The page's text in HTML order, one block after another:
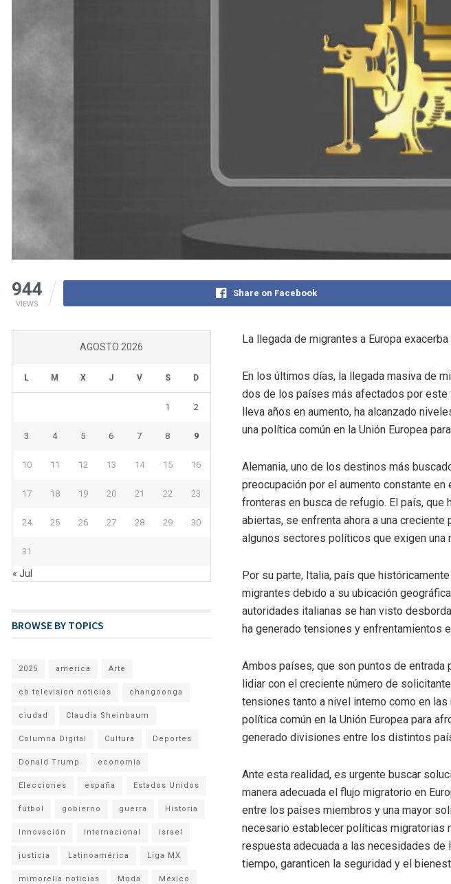
944
VIEWS
Share on Facebook
La llegada de migrantes a Europa
En los últimos días, la llegada masiva de
dos de los países más afectados por este
lleva años en aumento, ha alcanzado
una política común en la Unión Europea
Alemania, uno de los destinos más
preocupación por el aumento constante
fronteras en busca de refugio. El país,
abiertas, se enfrenta ahora a una
algunos sectores políticos que exigen una
Por su parte, Italia, país que
migrantes debido a su ubicación
autoridades italianas se han visto
ha generado tensiones y enfrentamientos
Ambos países, que son puntos de
lidiar con el creciente número de
tensiones tanto a nivel interno como en
política común en la Unión Europea para
generado divisiones entre los distintos
Ante esta realidad, es urgente buscar
manera adecuada el flujo migratorio en
entre los países miembros y una mayor
necesario establecer políticas migratorias
respuesta adecuada a las necesidades
tiempo, garanticen la seguridad y el
AGOSTO 2026
L M X J V S D
1 2
3 4 5 6 7 8 9
10 11 12 13 14 15 16
17 18 19 20 21 22 23
24 25 26 27 28 29 30
31
« Jul
BROWSE BY TOPICS
2025 america Arte
cb television noticias changoonga
ciudad Claudia Sheinbaum
Columna Digital Cultura Deportes
Donald Trump economia
Elecciones españa Estados Unidos
fútbol gobierno guerra Historia
Innovación Internacional israel
justicia Latinoamérica Liga MX
mimorelia noticias Moda México